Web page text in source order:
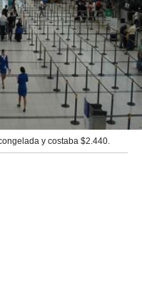
y costaba $2.440.